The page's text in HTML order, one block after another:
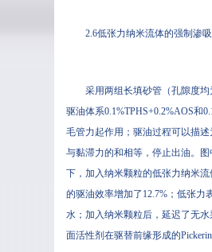
2.6低张力纳米流体的强制渗
采用两组长填砂管（孔隙度均
驱油体系0.1%TPHS+0.2%AOS和
毛管力起作用；驱油过程可以描
与黏滞力的和相等，停止出油。
下，加入纳米颗粒的低张力纳
的驱油效率增加了12.7%；低
水；加入纳米颗粒后，延迟
面活性剂在驱替前缘形成的Pickering